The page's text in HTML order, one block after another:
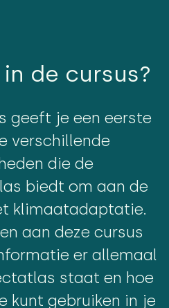
de cursus?
geeft je een eerste
verschillende
die de
biedt om aan de
klimaatadaptatie.
aan deze cursus
er allemaal
staat en hoe
kunt gebruiken in je